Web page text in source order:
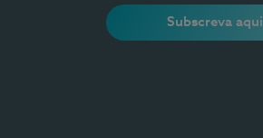
Subscreva aqui